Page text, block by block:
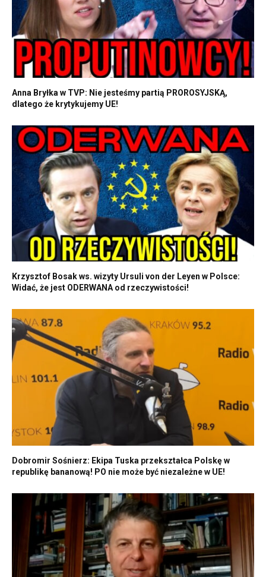
Anna Bryłka w TVP: Nie jesteśmy partią PROROSYJSKĄ,
dlatego że krytykujemy UE!
Krzysztof Bosak ws. wizyty Ursuli von der Leyen w Polsce:
Widać, że jest ODERWANA od rzeczywistości!
Dobromir Sośnierz: Ekipa Tuska przekształca Polskę w
republikę bananową! PO nie może być niezależne w UE!